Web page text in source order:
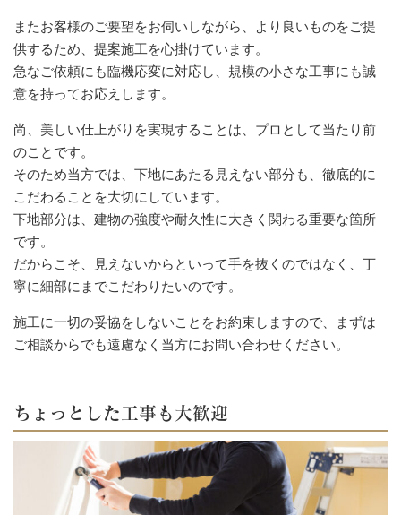
またお客様のご要望をお伺いしながら、より良いものをご提
供するため、提案施工を心掛けています。
急なご依頼にも臨機応変に対応し、規模の小さな工事にも誠
意を持ってお応えします。
尚、美しい仕上がりを実現することは、プロとして当たり前
のことです。
そのため当方では、下地にあたる見えない部分も、徹底的に
こだわることを大切にしています。
下地部分は、建物の強度や耐久性に大きく関わる重要な箇所
です。
だからこそ、見えないからといって手を抜くのではなく、丁
寧に細部にまでこだわりたいのです。
施工に一切の妥協をしないことをお約束しますので、まずは
ご相談からでも遠慮なく当方にお問い合わせください。
ちょっとした工事も大歓迎